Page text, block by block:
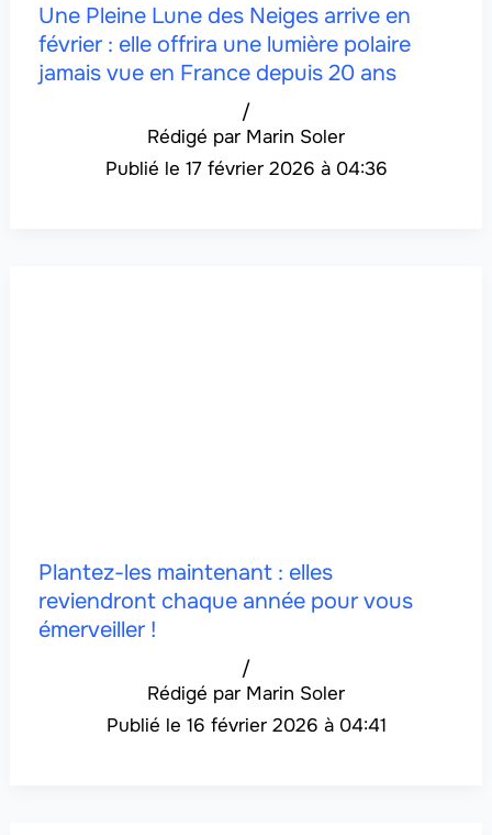
Une Pleine Lune des Neiges arrive en
février : elle offrira une lumière polaire
jamais vue en France depuis 20 ans
Marin Soler
/
17 février 2026 à 04:36
Plantez-les maintenant : elles
reviendront chaque année pour vous
émerveiller !
Marin Soler
/
16 février 2026 à 04:41